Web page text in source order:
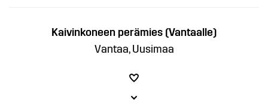
Kaivinkoneen perämies (Vantaalle)
Vantaa, Uusimaa